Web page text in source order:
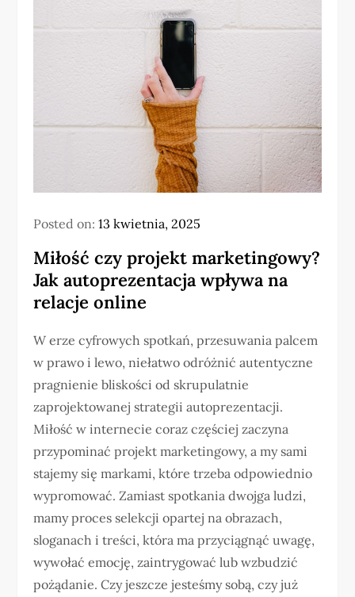
Posted on:13 kwietnia, 2025
Miłość czy projekt marketingowy?
Jak autoprezentacja wpływa na
relacje online
W erze cyfrowych spotkań, przesuwania palcem
w prawo i lewo, niełatwo odróżnić autentyczne
pragnienie bliskości od skrupulatnie
zaprojektowanej strategii autoprezentacji.
Miłość w internecie coraz częściej zaczyna
przypominać projekt marketingowy, a my sami
stajemy się markami, które trzeba odpowiednio
wypromować. Zamiast spotkania dwojga ludzi,
mamy proces selekcji opartej na obrazach,
sloganach i treści, która ma przyciągnąć uwagę,
wywołać emocję, zaintrygować lub wzbudzić
pożądanie. Czy jeszcze jesteśmy sobą, czy już